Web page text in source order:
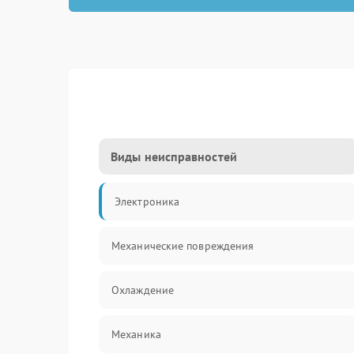
Виды неисправностей
Электроника
Механические повреждения
Охлаждение
Механика